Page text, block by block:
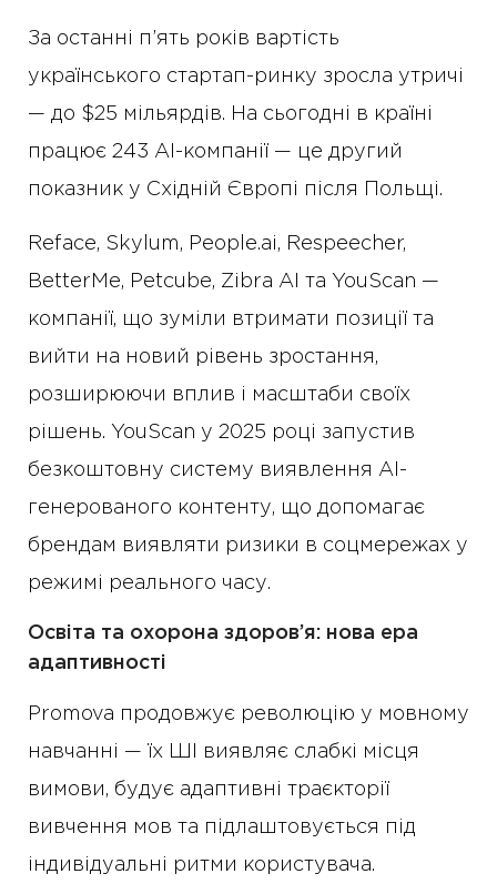
За останні п’ять років вартість
українського стартап-ринку зросла утричі
— до $25 мільярдів. На сьогодні в країні
працює 243 AI-компанії — це другий
показник у Східній Європі після Польщі.
Reface, Skylum, People.ai, Respeecher,
BetterMe, Petcube, Zibra AI та YouScan —
компанії, що зуміли втримати позиції та
вийти на новий рівень зростання,
розширюючи вплив і масштаби своїх
рішень. YouScan у 2025 році запустив
безкоштовну систему виявлення AI-
генерованого контенту, що допомагає
брендам виявляти ризики в соцмережах у
режимі реального часу.
Освіта та охорона здоров’я: нова ера
адаптивності
Promova продовжує революцію у мовному
навчанні — їх ШІ виявляє слабкі місця
вимови, будує адаптивні траєкторії
вивчення мов та підлаштовується під
індивідуальні ритми користувача.